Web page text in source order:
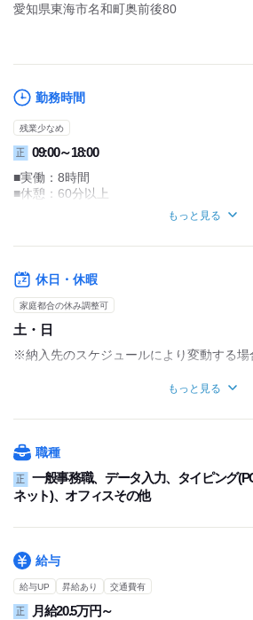
愛知県東海市名和町奥前後80
勤務時間
残業少なめ
正 09:00～18:00
■実働：8時間
■休憩：60分以上
■月平均残業時間：10～20時間
「この業務は明日やろう」と
ご自分で調整しやすいです♪
基本は9：00～18：00勤務ですが、
ご都合に合わせることも可能です。
☆時短で働きたい方へ
パートとして働くことも可能です◎
もっと見る
休日・休暇
家庭都合の休み調整可
土・日
※納入先のスケジュールにより変動する場
■各種連休（GW・夏季・年末年始）
■産前産後・育児休暇（※取得実績あり）
■介護休暇
もっと見る
職種
正
一般事務職、データ入力、タイピング
ネット)、オフィスその他
給与
給与UP 昇給あり 交通費有
正
月給20.5万円～